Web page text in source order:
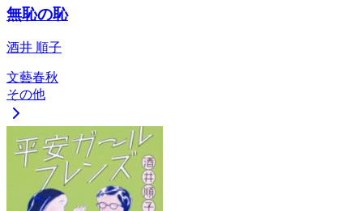
無恥の恥
酒井 順子
文藝春秋
その他